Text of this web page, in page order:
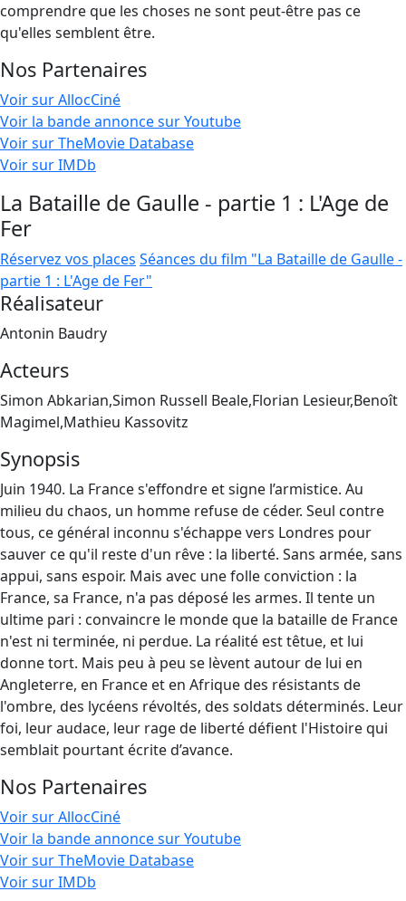
comprendre que les choses ne sont peut-être pas ce
qu'elles semblent être.
Nos Partenaires
Voir sur AllocCiné
Voir la bande annonce sur Youtube
Voir sur TheMovie Database
Voir sur IMDb
La Bataille de Gaulle - partie 1 : L'Age de
Fer
Réservez vos places Séances du film "La Bataille de Gaulle -
partie 1 : L'Age de Fer"
Réalisateur
Antonin Baudry
Acteurs
Simon Abkarian,Simon Russell Beale,Florian Lesieur,Benoît
Magimel,Mathieu Kassovitz
Synopsis
Juin 1940. La France s'effondre et signe l’armistice. Au
milieu du chaos, un homme refuse de céder. Seul contre
tous, ce général inconnu s'échappe vers Londres pour
sauver ce qu'il reste d'un rêve : la liberté. Sans armée, sans
appui, sans espoir. Mais avec une folle conviction : la
France, sa France, n'a pas déposé les armes. Il tente un
ultime pari : convaincre le monde que la bataille de France
n'est ni terminée, ni perdue. La réalité est têtue, et lui
donne tort. Mais peu à peu se lèvent autour de lui en
Angleterre, en France et en Afrique des résistants de
l'ombre, des lycéens révoltés, des soldats déterminés. Leur
foi, leur audace, leur rage de liberté défient l'Histoire qui
semblait pourtant écrite d’avance.
Nos Partenaires
Voir sur AllocCiné
Voir la bande annonce sur Youtube
Voir sur TheMovie Database
Voir sur IMDb